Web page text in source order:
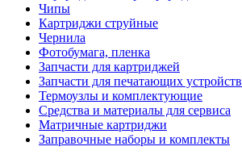
Чипы
Картриджи струйные
Чернила
Фотобумага, пленка
Запчасти для картриджей
Запчасти для печатающих устройств
Термоузлы и комплектующие
Средства и материалы для сервиса
Матричные картриджи
Заправочные наборы и комплекты